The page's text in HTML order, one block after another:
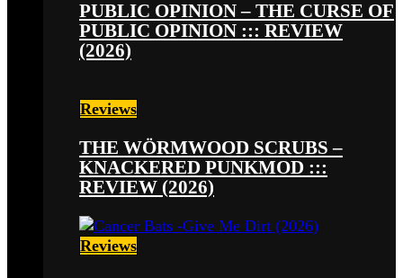
PUBLIC OPINION – THE CURSE OF
PUBLIC OPINION ::: REVIEW
(2026)
Reviews
THE WÖRMWOOD SCRUBS –
KNACKERED PUNKMOD :::
REVIEW (2026)
Reviews